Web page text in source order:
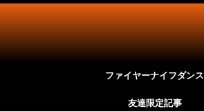
ファイヤーナイフダンス
友達限定記事